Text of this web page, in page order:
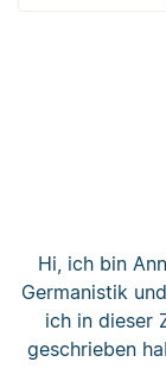
Hi, ich bin
Germanistik
ich in dieser
geschrieben